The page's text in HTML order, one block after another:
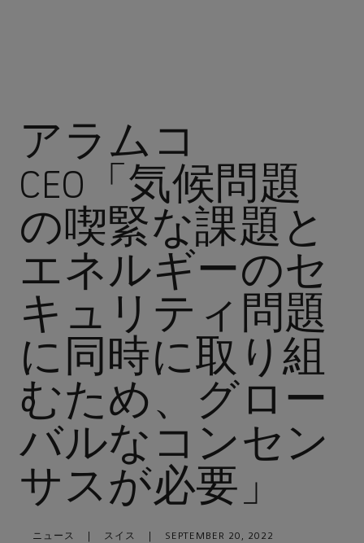
アラムコ
CEO「気候問題
の喫緊な課題と
エネルギーのセ
キュリティ問題
に同時に取り組
むため、グロー
バルなコンセン
サスが必要」
ニュース スイス SEPTEMBER 20, 2022